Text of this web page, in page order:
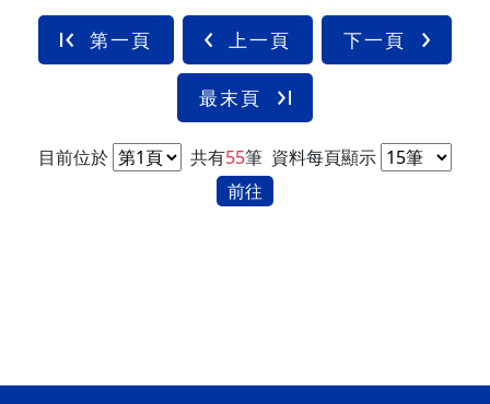
第一頁 上一頁 下一頁
最末頁
目前位於 共有55筆 資料每頁顯示
前往